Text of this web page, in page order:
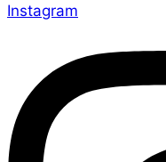
Instagram